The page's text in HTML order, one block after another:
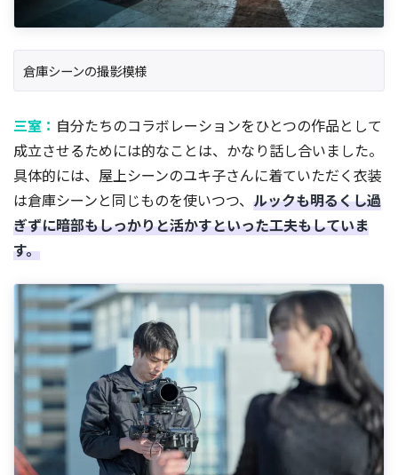
倉庫シーンの撮影模様
三室： 自分たちのコラボレーションをひとつの作品として
成立させるためには的なことは、かなり話し合いました。
具体的には、屋上シーンのユキ子さんに着ていただく衣装
は倉庫シーンと同じものを使いつつ、 ルックも明るくし過
ぎずに暗部もしっかりと活かすといった工夫もしていま
す。